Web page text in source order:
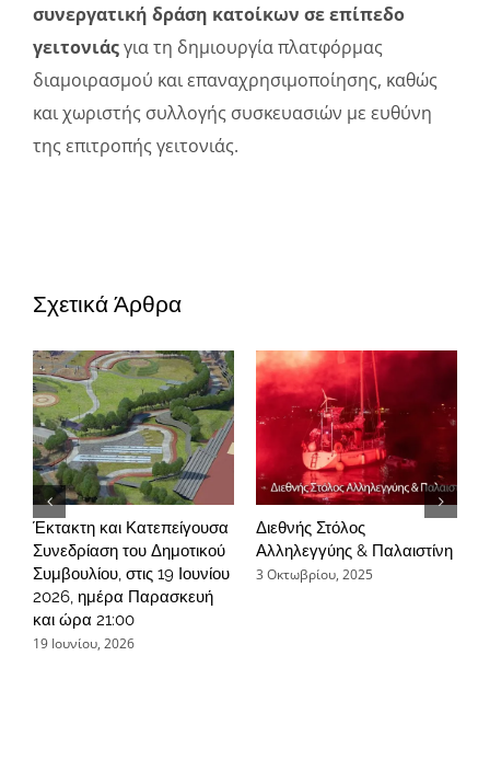
συνεργατική δράση κατοίκων σε επίπεδο
γειτονιάςγια τη δημιουργία πλατφόρμας
διαμοιρασμού και επαναχρησιμοποίησης, καθώς
και χωριστής συλλογής συσκευασιών με ευθύνη
της επιτροπής γειτονιάς.
Σχετικά Άρθρα
Έκτακτη και Κατεπείγουσα
Συνεδρίαση του Δημοτικού
Συμβουλίου, στις 19 Ιουνίου
2026, ημέρα Παρασκευή
και ώρα 21:00
19 Ιουνίου, 2026
Διεθνής Στόλος
Αλληλεγγύης & Παλαιστίνη
3 Οκτωβρίου, 2025